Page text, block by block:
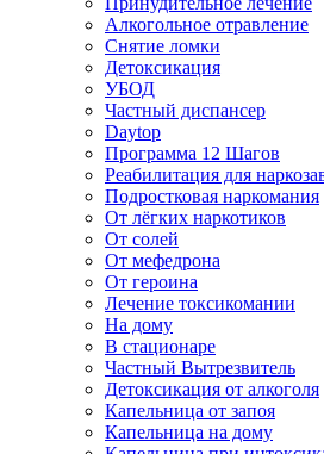
Алкогольное отравление
Снятие ломки
Детоксикация
УБОД
Частный диспансер
Daytop
Программа 12 Шагов
Реабилитация для
Подростковая наркомания
От лёгких наркотиков
От солей
От мефедрона
От героина
Лечение токсикомании
На дому
В стационаре
Частный Вытрезвитель
Детоксикация от алкоголя
Капельница от запоя
Капельница на дому